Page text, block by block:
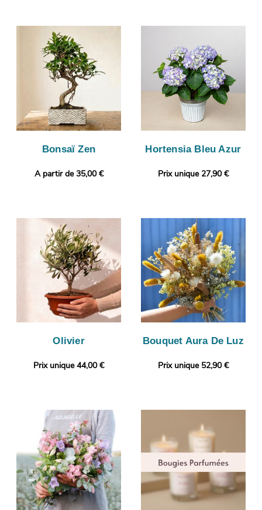
Bonsaï Zen
A partir de 35,00 €
Hortensia Bleu Azur
Prix unique 27,90 €
Olivier
Prix unique 44,00 €
Bouquet Aura De Luz
Prix unique 52,90 €